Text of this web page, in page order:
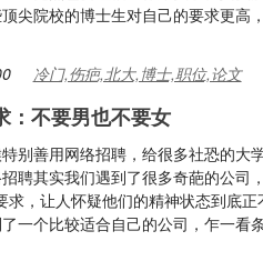
尖院校的博士生对自己的要求更高
冷门,伤疤,北大,博士,职位,论文
：不要男也不要女
别善用网络招聘，给很多社恐的大
聘其实我们遇到了很多奇葩的公司
求，让人怀疑他们的精神状态到底
一个比较适合自己的公司，乍一看